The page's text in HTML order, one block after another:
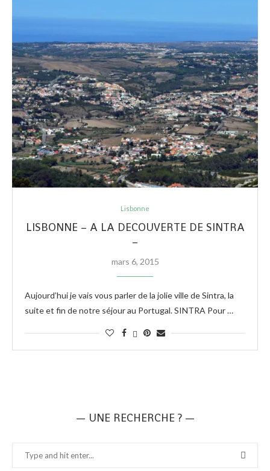
Lisbonne
LISBONNE – A LA DECOUVERTE DE SINTRA
–
mars 6, 2015
Aujourd’hui je vais vous parler de la jolie ville de Sintra, la
suite et fin de notre séjour au Portugal. SINTRA Pour …
— UNE RECHERCHE ? —